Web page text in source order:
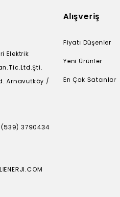
Elektrik
Arnavutköy /
3790434
Alışveriş
Fiyatı Düşenler
Yeni Ürünler
En Çok Satanlar